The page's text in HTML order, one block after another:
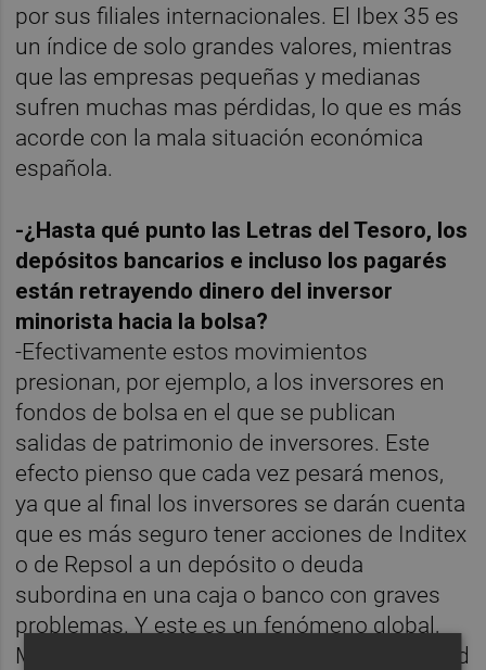
por sus filiales internacionales. El Ibex 35 es
un índice de solo grandes valores, mientras
que las empresas pequeñas y medianas
sufren muchas mas pérdidas, lo que es más
acorde con la mala situación económica
española.
-¿Hasta qué punto las Letras del Tesoro, los
depósitos bancarios e incluso los pagarés
están retrayendo dinero del inversor
minorista hacia la bolsa?
-Efectivamente estos movimientos
presionan, por ejemplo, a los inversores en
fondos de bolsa en el que se publican
salidas de patrimonio de inversores. Este
efecto pienso que cada vez pesará menos,
ya que al final los inversores se darán cuenta
que es más seguro tener acciones de Inditex
o de Repsol a un depósito o deuda
subordina en una caja o banco con graves
problemas. Y este es un fenómeno global,
Microsoft o Apple dan mucha mas seguridad